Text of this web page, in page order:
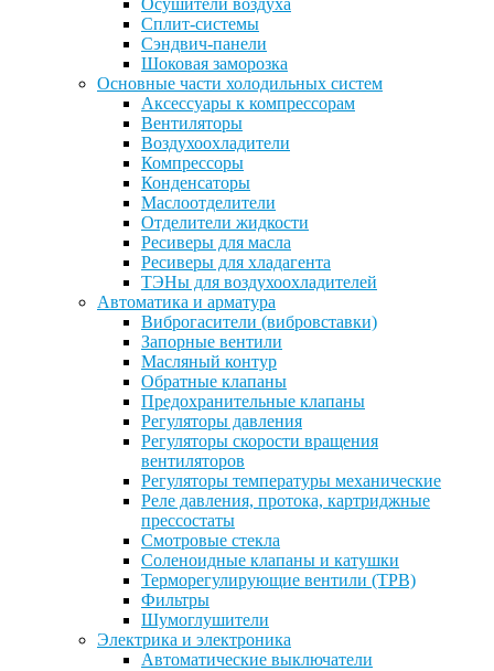
Осушители воздуха
Сплит-системы
Сэндвич-панели
Шоковая заморозка
Основные части холодильных систем
Аксессуары к компрессорам
Вентиляторы
Воздухоохладители
Компрессоры
Конденсаторы
Маслоотделители
Отделители жидкости
Ресиверы для масла
Ресиверы для хладагента
ТЭНы для воздухоохладителей
Автоматика и арматура
Виброгасители (вибровставки)
Запорные вентили
Масляный контур
Обратные клапаны
Предохранительные клапаны
Регуляторы давления
Регуляторы скорости вращения
вентиляторов
Регуляторы температуры механические
Реле давления, протока, картриджные
прессостаты
Смотровые стекла
Соленоидные клапаны и катушки
Терморегулирующие вентили (ТРВ)
Фильтры
Шумоглушители
Электрика и электроника
Автоматические выключатели